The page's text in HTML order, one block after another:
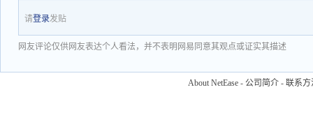
请登录发贴
网友评论仅供网友表达个人看法，并不表明网易同意其观点或证实其描述
About NetEase - 公司简介 - 联系方